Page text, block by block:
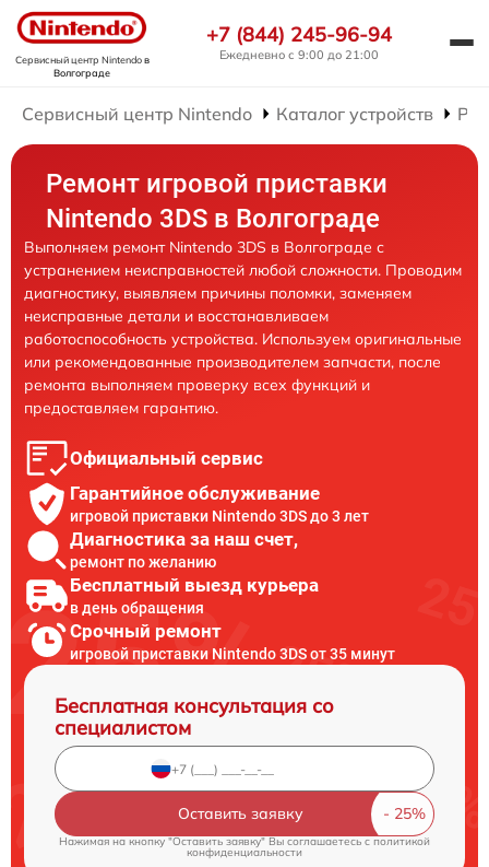
Сервисный центр Nintendoв
Волгограде
+7 (844) 245-96-94
Ежедневно с 9:00 до 21:00
Сервисный центр Nintendo Каталог устройств
Ремонт игровой приставки
Nintendo 3DS в Волгограде
Выполняем ремонт Nintendo 3DS в Волгограде с
устранением неисправностей любой сложности. Проводим
диагностику, выявляем причины поломки, заменяем
неисправные детали и восстанавливаем
работоспособность устройства. Используем оригинальные
или рекомендованные производителем запчасти, после
ремонта выполняем проверку всех функций и
предоставляем гарантию.
Официальный сервис
Гарантийное обслуживание
игровой приставки Nintendo 3DS до 3 лет
Диагностика за наш счет,
ремонт по желанию
Бесплатный выезд курьера
в день обращения
Срочный ремонт
игровой приставки Nintendo 3DS от 35 минут
Бесплатная консультация со
специалистом
Оставить заявку
Нажимая на кнопку "Оставить заявку" Вы соглашаетесь c политикой
конфиденциальности